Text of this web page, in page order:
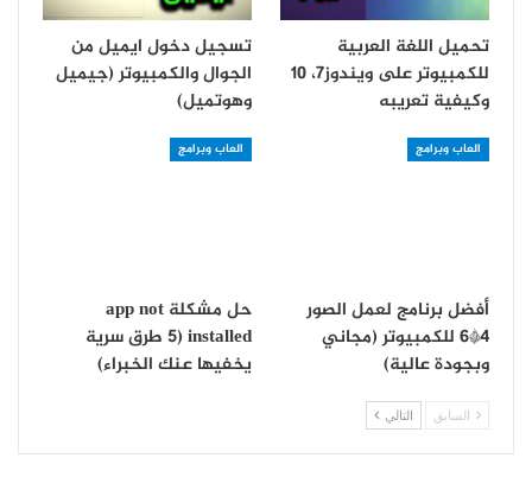
تحميل اللغة العربية
للكمبيوتر على ويندوز7، 10
وكيفية تعريبه
تسجيل دخول ايميل من
الجوال والكمبيوتر (جيميل
وهوتميل)
العاب وبرامج
أفضل برنامج لعمل الصور
4*6 للكمبيوتر (مجاني
وبجودة عالية)
العاب وبرامج
حل مشكلة app not
installed (5 طرق سرية
يخفيها عنك الخبراء)
السابق التالي